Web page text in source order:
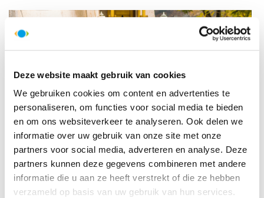
Deze website maakt gebruik van cookies
We gebruiken cookies om content en advertenties te
personaliseren, om functies voor social media te bieden
en om ons websiteverkeer te analyseren. Ook delen we
informatie over uw gebruik van onze site met onze
partners voor social media, adverteren en analyse. Deze
partners kunnen deze gegevens combineren met andere
informatie die u aan ze heeft verstrekt of die ze hebben
verzameld op basis van uw gebruik van hun services.
Dag 5: vrijdag 11 september
HelloBeautifulWorld Aanraders